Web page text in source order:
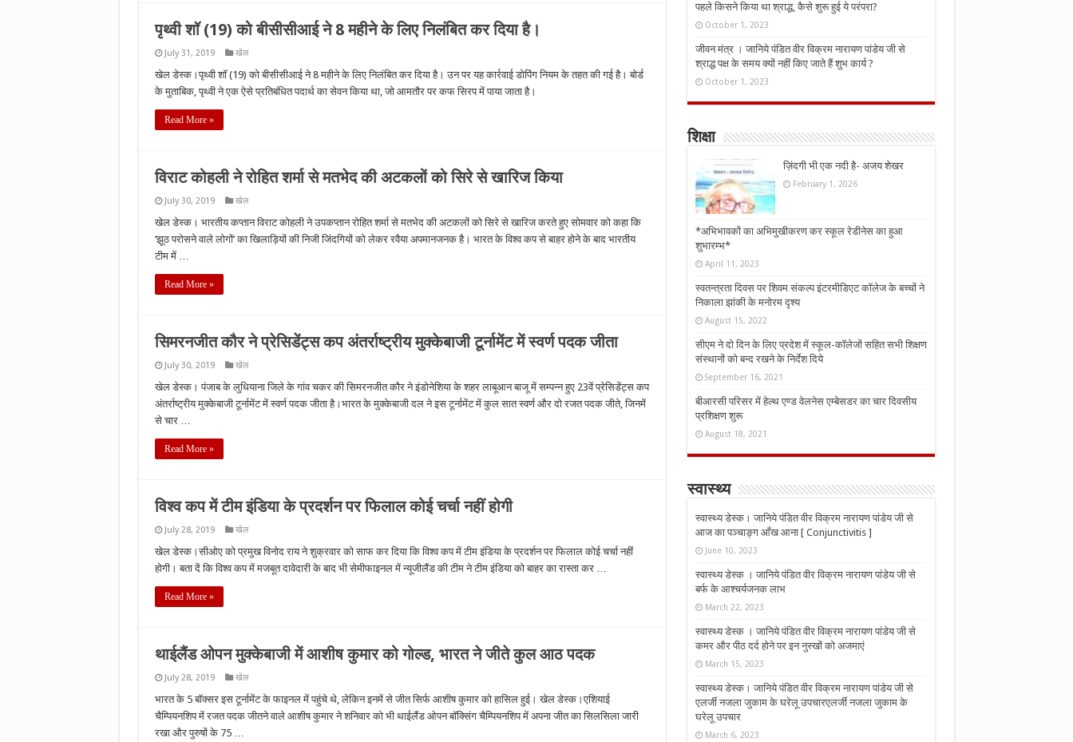
पृथ्वी शॉ (19) को बीसीसीआई ने 8 महीने के लिए निलंबित कर दिया है।
July 31, 2019 खेल
खेल डेस्क।पृथ्वी शॉ (19) को बीसीसीआई ने 8 महीने के लिए निलंबित कर दिया है। उन पर यह कार्रवाई डोपिंग नियम के तहत की गई है। बोर्ड
के मुताबिक, पृथ्वी ने एक ऐसे प्रतिबंधित पदार्थ का सेवन किया था, जो आमतौर पर कफ सिरप में पाया जाता है।
Read More »
विराट कोहली ने रोहित शर्मा से मतभेद की अटकलों को सिरे से खारिज किया
July 30, 2019 खेल
खेल डेस्क। भारतीय कप्तान विराट कोहली ने उपकप्तान रोहित शर्मा से मतभेद की अटकलों को सिरे से खारिज करते हुए सोमवार को कहा कि
‘झूठ परोसने वाले लोगों’ का खिलाड़ियों की निजी जिंदगियों को लेकर रवैया अपमानजनक है। भारत के विश्व कप से बाहर होने के बाद भारतीय
टीम में …
Read More »
सिमरनजीत कौर ने प्रेसिडेंट्स कप अंतर्राष्ट्रीय मुक्केबाजी टूर्नामेंट में स्वर्ण पदक जीता
July 30, 2019 खेल
खेल डेस्क। पंजाब के लुधियाना जिले के गांव चकर की सिमरनजीत कौर ने इंडोनेशिया के शहर लाबूआन बाजू में सम्पन्न हुए 23वें प्रेसिडेंट्स कप
अंतर्राष्ट्रीय मुक्केबाजी टूर्नामेंट में स्वर्ण पदक जीता है।भारत के मुक्केबाजी दल ने इस टूर्नामेंट में कुल सात स्वर्ण और दो रजत पदक जीते, जिनमें
से चार …
Read More »
विश्व कप में टीम इंडिया के प्रदर्शन पर फिलाल कोई चर्चा नहीं होगी
July 28, 2019 खेल
खेल डेस्क।सीओए को प्रमुख विनोद राय ने शुक्रवार को साफ कर दिया कि विश्व कप में टीम इंडिया के प्रदर्शन पर फिलाल कोई चर्चा नहीं
होगी। बता दें कि विश्व कप में मजबूत दावेदारी के बाद भी सेमीफाइनल में न्यूजीलैंड की टीम ने टीम इंडिया को बाहर का रास्ता कर …
Read More »
थाईलैंड ओपन मुक्केबाजी में आशीष कुमार को गोल्ड, भारत ने जीते कुल आठ पदक
July 28, 2019 खेल
भारत के 5 बॉक्सर इस टूर्नामेंट के फाइनल में पहुंचे थे, लेकिन इनमें से जीत सिर्फ आशीष कुमार को हासिल हुई। खेल डेस्क।एशियाई
चैम्पियनशिप में रजत पदक जीतने वाले आशीष कुमार ने शनिवार को भी थाईलैंड ओपन बॉक्सिंग चैम्पियनशिप में अपना जीत का सिलसिला जारी
रखा और पुरुषों के 75 …
पहले किसने किया था श्राद्ध, कैसे शुरू हुई ये परंपरा?
October 1, 2023
जीवन मंत्र । जानिये पंडित वीर विक्रम नारायण पांडेय जी से
श्राद्ध पक्ष के समय क्यों नहीं किए जाते हैं शुभ कार्य ?
October 1, 2023
शिक्षा
ज़िंदगी भी एक नदी है- अजय शेखर
February 1, 2026
*अभिभावकों का अभिमुखीकरण कर स्कूल रेडीनेस का हुआ
शुभारम्भ*
April 11, 2023
स्वतन्त्रता दिवस पर शिवम संकल्प इंटरमीडिएट कॉलेज के बच्चों ने
निकाला झांकी के मनोरम दृश्य
August 15, 2022
सीएम ने दो दिन के लिए प्रदेश में स्कूल-कॉलेजों सहित सभी शिक्षण
संस्थानों को बन्द रखने के निर्देश दिये
September 16, 2021
बीआरसी परिसर में हेल्थ एण्ड वेलनेस एम्बेसडर का चार दिवसीय
प्रशिक्षण शुरू
August 18, 2021
स्वास्थ्य
स्वास्थ्य डेस्क। जानिये पंडित वीर विक्रम नारायण पांडेय जी से
आज का पञ्चाङ्ग आँख आना [ Conjunctivitis ]
June 10, 2023
स्वास्थ्य डेस्क । जानिये पंडित वीर विक्रम नारायण पांडेय जी से
बर्फ के आश्चर्यजनक लाभ
March 22, 2023
स्वास्थ्य डेस्क । जानिये पंडित वीर विक्रम नारायण पांडेय जी से
कमर और पीठ दर्द होने पर इन नुस्‍खों को अजमाएं
March 15, 2023
स्वास्थ्य डेस्क। जानिये पंडित वीर विक्रम नारायण पांडेय जी से
एलर्जी नजला जुकाम के घरेलू उपचारएलर्जी नजला जुकाम के
घरेलू उपचार
March 6, 2023